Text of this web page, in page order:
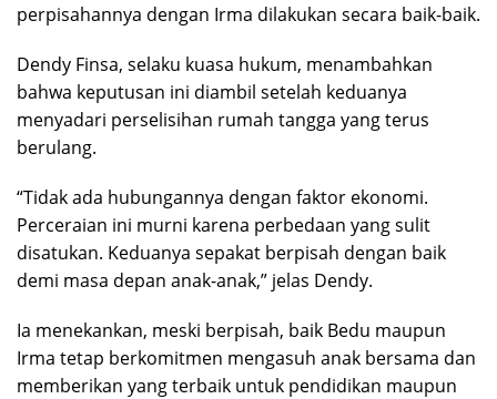
perpisahannya dengan Irma dilakukan secara baik-baik.
Dendy Finsa, selaku kuasa hukum, menambahkan
bahwa keputusan ini diambil setelah keduanya
menyadari perselisihan rumah tangga yang terus
berulang.
“Tidak ada hubungannya dengan faktor ekonomi.
Perceraian ini murni karena perbedaan yang sulit
disatukan. Keduanya sepakat berpisah dengan baik
demi masa depan anak-anak,” jelas Dendy.
Ia menekankan, meski berpisah, baik Bedu maupun
Irma tetap berkomitmen mengasuh anak bersama dan
memberikan yang terbaik untuk pendidikan maupun